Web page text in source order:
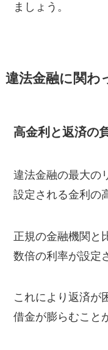
ましょう。
違法金融に関わ
高金利と返済の
違法金融の最大の
設定される金利の
正規の金融機関と
数倍の利率が設定
これにより返済が
借金が膨らむこと